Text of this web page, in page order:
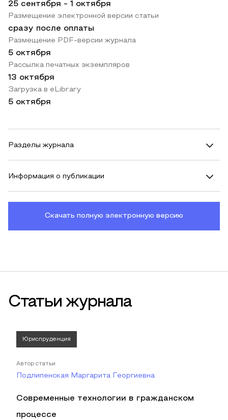
25 сентября - 1 октября
Размещение электронной версии статьи
сразу после оплаты
Размещение PDF-версии журнала
5 октября
Рассылка печатных экземпляров
13 октября
Загрузка в eLibrary
5 октября
Разделы журнала
Информация о публикации
Скачать полную электронную версию
Статьи журнала
Юриспруденция
Автор статьи
Подлипенская Маргарита Георгиевна
Современные технологии в гражданском
процессе